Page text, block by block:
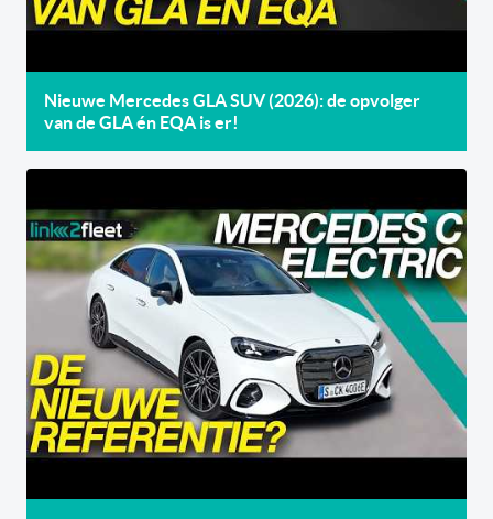
Nieuwe Mercedes GLA SUV (2026): de opvolger
van de GLA én EQA is er!